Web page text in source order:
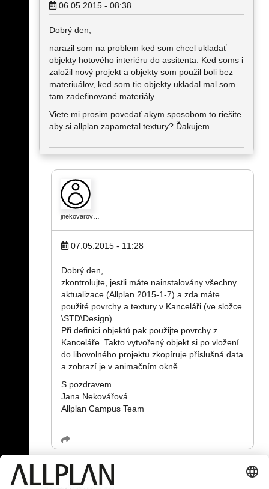
06.05.2015 - 08:38
Dobrý den,
narazil som na problem ked som chcel ukladať
objekty hotového interiéru do assitenta. Ked soms i
založil nový projekt a objekty som použil boli bez
materiuálov, ked som tie objekty ukladal mal som
tam zadefinované materiály.
Viete mi prosim povedať akym sposobom to riešite
aby si allplan zapametal textury? Ďakujem
jnekovarov…
07.05.2015 - 11:28
Dobrý den,
zkontrolujte, jestli máte nainstalovány všechny
aktualizace (Allplan 2015-1-7) a zda máte
použité povrchy a textury v Kanceláři (ve složce
\STD\Design).
Při definici objektů pak použijte povrchy z
Kanceláře. Takto vytvořený objekt si po vložení
do libovolného projektu zkopíruje příslušná data
a zobrazí je v animačním okně.
S pozdravem
Jana Nekovářová
Allplan Campus Team